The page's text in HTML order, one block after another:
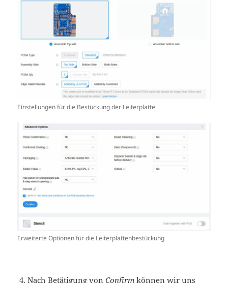
Einstellungen für die Bestückung der Leiterplatte
Erweiterte Optionen für die Leiterplattenbestückung
Nach Betätigung vonConfirm können wir uns